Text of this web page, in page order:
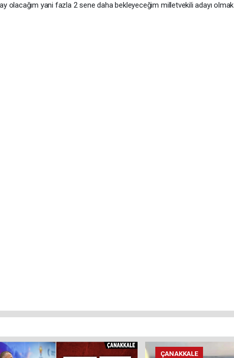
olacağım yani fazla 2 sene daha bekleyeceğim milletvekili adayı olmak
ÇANAKKALE